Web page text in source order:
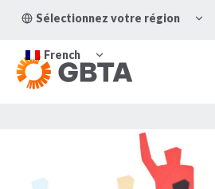
Sélectionnez votre région
LE
French
LE
MENU
ENFANT